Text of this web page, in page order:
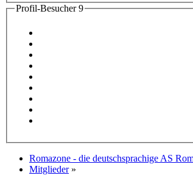
Profil-Besucher9
Romazone - die deutschsprachige AS
Mitglieder »